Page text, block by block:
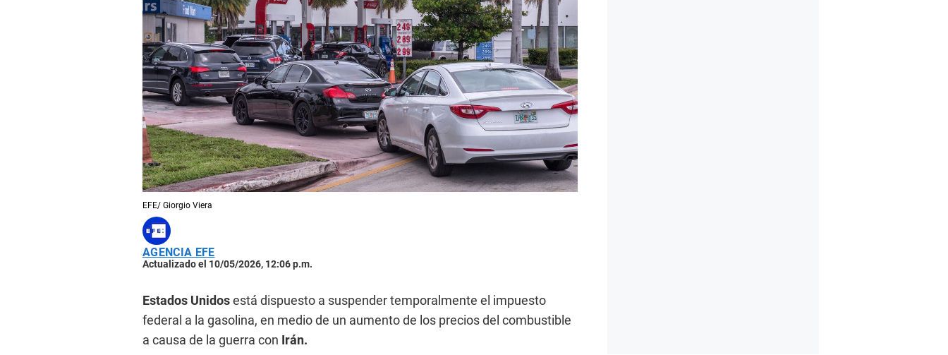
EFE/ Giorgio Viera
AGENCIA EFE
Actualizado el 10/05/2026, 12:06 p.m.
Estados Unidosestá dispuesto a suspender temporalmente el impuesto
federal a la gasolina, en medio de un aumento de los precios del combustible
a causa de la guerra con Irán.